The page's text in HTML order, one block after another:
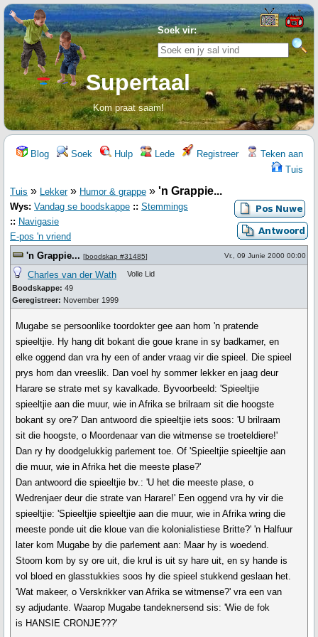
Soek vir:
Supertaal
Kom praat saam!
Blog Soek Hulp Lede Registreer
Teken aan
Tuis
Tuis » Lekker» Humor & grappe » 'n Grappie...
Wys: Vandag se boodskappe :: Stemmings
:: Navigasie
E-pos 'n vriend
'n Grappie... [boodskap #31485] Vr., 09 Junie 2000 00:00
Charles van der Wath
Boodskappe: 49
Geregistreer: November 1999
Volle Lid
Mugabe se persoonlike toordokter gee aan hom 'n pratende
spieeltjie. Hy hang dit bokant die goue krane in sy badkamer, en
elke oggend dan vra hy een of ander vraag vir die spieel. Die spieel
prys hom dan vreeslik. Dan voel hy sommer lekker en jaag deur
Harare se strate met sy kavalkade. Byvoorbeeld: 'Spieeltjie
spieeltjie aan die muur, wie in Afrika se brilraam sit die hoogste
bokant sy ore?' Dan antwoord die spieeltjie iets soos: 'U brilraam
sit die hoogste, o Moordenaar van die witmense se troeteldiere!'
Dan ry hy doodgelukkig parlement toe. Of 'Spieeltjie spieeltjie aan
die muur, wie in Afrika het die meeste plase?'
Dan antwoord die spieeltjie bv.: 'U het die meeste plase, o
Wedrenjaer deur die strate van Harare!' Een oggend vra hy vir die
spieeltjie: 'Spieeltjie spieeltjie aan die muur, wie in Afrika wring die
meeste ponde uit die kloue van die kolonialistiese Britte?' 'n Halfuur
later kom Mugabe by die parlement aan: Maar hy is woedend.
Stoom kom by sy ore uit, die krul is uit sy hare uit, en sy hande is
vol bloed en glasstukkies soos hy die spieel stukkend geslaan het.
'Wat makeer, o Verskrikker van Afrika se witmense?' vra een van
sy adjudante. Waarop Mugabe tandeknersend sis: 'Wie de fok
is HANSIE CRONJE???'